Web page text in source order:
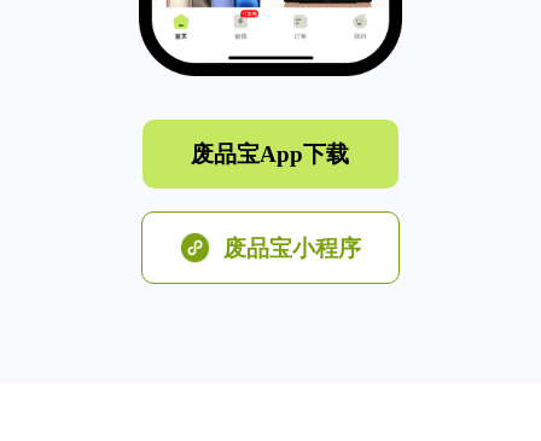
废品宝App下载
废品宝小程序